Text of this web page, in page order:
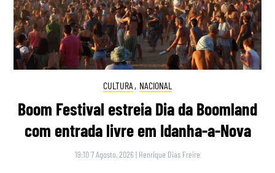
CULTURA , NACIONAL
Boom Festival estreia Dia da Boomland
com entrada livre em Idanha-a-Nova
19:10 7 Agosto, 2026 | Henrique Dias Freire